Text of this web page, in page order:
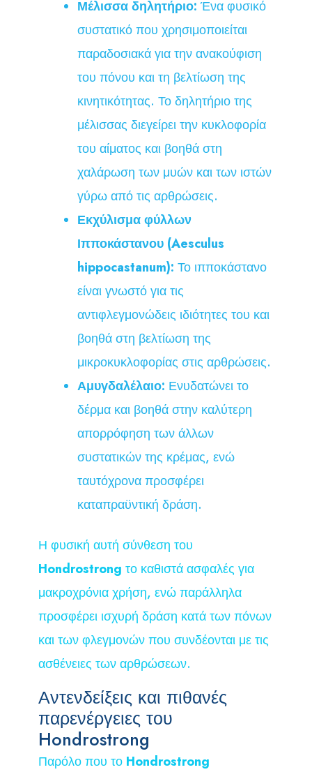
Μέλισσα δηλητήριο: Ένα φυσικό
συστατικό που χρησιμοποιείται
παραδοσιακά για την ανακούφιση
του πόνου και τη βελτίωση της
κινητικότητας. Το δηλητήριο της
μέλισσας διεγείρει την κυκλοφορία
του αίματος και βοηθά στη
χαλάρωση των μυών και των ιστών
γύρω από τις αρθρώσεις.
Εκχύλισμα φύλλων
Ιπποκάστανου (Aesculus
hippocastanum): Το ιπποκάστανο
είναι γνωστό για τις
αντιφλεγμονώδεις ιδιότητες του και
βοηθά στη βελτίωση της
μικροκυκλοφορίας στις αρθρώσεις.
Αμυγδαλέλαιο: Ενυδατώνει το
δέρμα και βοηθά στην καλύτερη
απορρόφηση των άλλων
συστατικών της κρέμας, ενώ
ταυτόχρονα προσφέρει
καταπραϋντική δράση.
Η φυσική αυτή σύνθεση του
Hondrostrong το καθιστά ασφαλές για
μακροχρόνια χρήση, ενώ παράλληλα
προσφέρει ισχυρή δράση κατά των πόνων
και των φλεγμονών που συνδέονται με τις
ασθένειες των αρθρώσεων.
Αντενδείξεις και πιθανές
παρενέργειες του
Hondrostrong
Παρόλο που το Hondrostrong